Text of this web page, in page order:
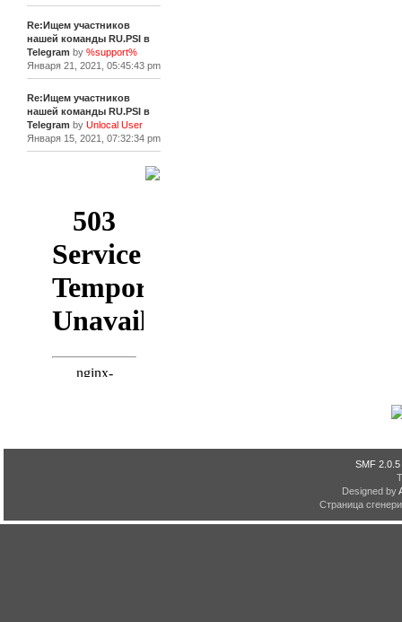
Re:Ищем участников
нашей команды RU.PSI в
Telegram by %support%
Января 21, 2021, 05:45:43 pm
Re:Ищем участников
нашей команды RU.PSI в
Telegram by Unlocal User
Января 15, 2021, 07:32:34 pm
SMF 2.0.5
Designed by
Страница